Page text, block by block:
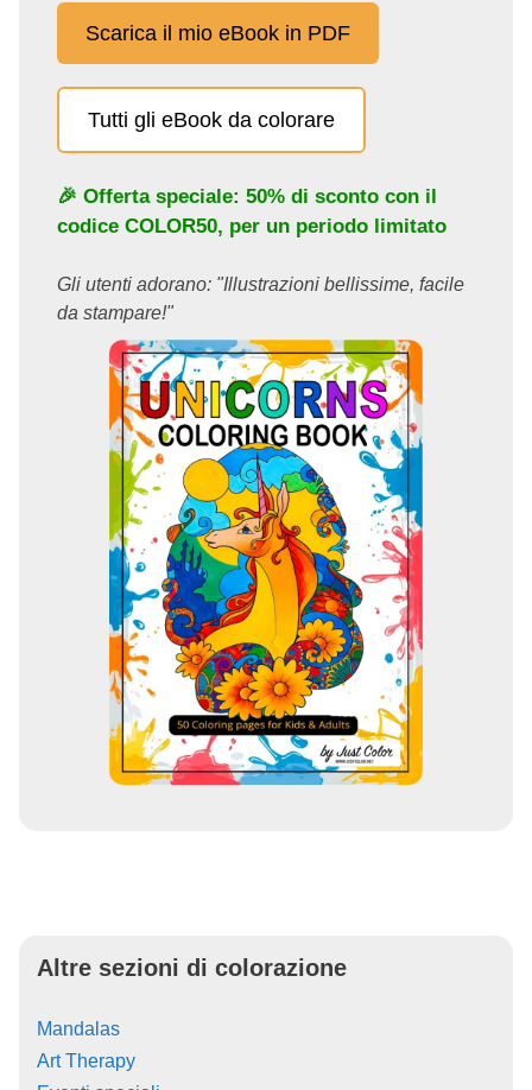
Scarica il mio eBook in PDF
Tutti gli eBook da colorare
🎉 Offerta speciale: 50% di sconto con il
codice COLOR50, per un periodo limitato
Gli utenti adorano: "Illustrazioni bellissime, facile
da stampare!"
Altre sezioni di colorazione
Mandalas
Art Therapy